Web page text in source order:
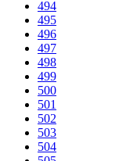
494
495
496
497
498
499
500
501
502
503
504